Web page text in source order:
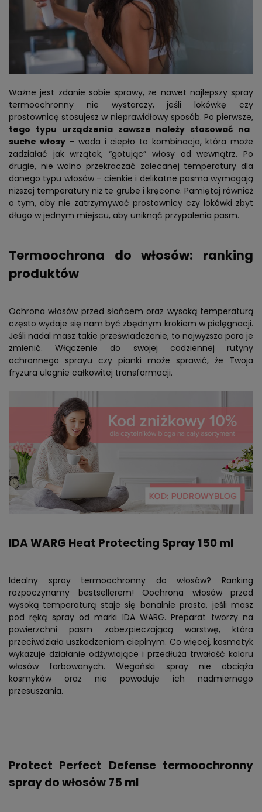
Ważne jest zdanie sobie sprawy, że nawet najlepszy spray
termoochronny nie wystarczy, jeśli lokówkę czy
prostownicę stosujesz w nieprawidłowy sposób. Po pierwsze,
tego typu urządzenia zawsze należy stosować na
suche włosy– woda i ciepło to kombinacja, która może
zadziałać jak wrzątek, “gotując” włosy od wewnątrz. Po
drugie, nie wolno przekraczać zalecanej temperatury dla
danego typu włosów – cienkie i delikatne pasma wymagają
niższej temperatury niż te grube i kręcone. Pamiętaj również
o tym, aby nie zatrzymywać prostownicy czy lokówki zbyt
długo w jednym miejscu, aby uniknąć przypalenia pasm.
Termoochrona do włosów: ranking
produktów
Ochrona włosów przed słońcem oraz wysoką temperaturą
często wydaje się nam być zbędnym krokiem w pielęgnacji.
Jeśli nadal masz takie przeświadczenie, to najwyższa pora je
zmienić. Włączenie do swojej codziennej rutyny
ochronnego sprayu czy pianki może sprawić, że Twoja
fryzura ulegnie całkowitej transformacji.
IDA WARG Heat Protecting Spray 150 ml
Idealny spray termoochronny do włosów? Ranking
rozpoczynamy bestsellerem! Oochrona włosów przed
wysoką temperaturą staje się banalnie prosta, jeśli masz
pod ręką spray od marki IDA WARG. Preparat tworzy na
powierzchni pasm zabezpieczającą warstwę, która
przeciwdziała uszkodzeniom cieplnym. Co więcej, kosmetyk
wykazuje działanie odżywiające i przedłuża trwałość koloru
włosów farbowanych. Wegański spray nie obciąża
kosmyków oraz nie powoduje ich nadmiernego
przesuszania.
Protect Perfect Defense termoochronny
spray do włosów 75 ml